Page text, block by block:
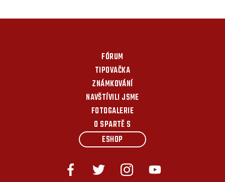
FÓRUM
TIPOVAČKA
ZNÁMKOVÁNÍ
NAVŠTÍVILI JSME
FOTOGALERIE
O SPARTĚ S
ESHOP